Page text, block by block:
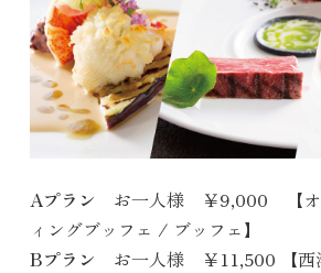
Aプラン お一人様 ￥9,000 【オ
ィングブッフェ / ブッフェ】
Bプラン お一人様 ￥11,500 【西